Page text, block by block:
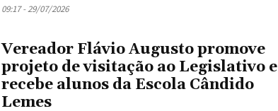
09:17 - 29/07/2026
Vereador Flávio Augusto promove
projeto de visitação ao Legislativo e
recebe alunos da Escola Cândido
Lemes